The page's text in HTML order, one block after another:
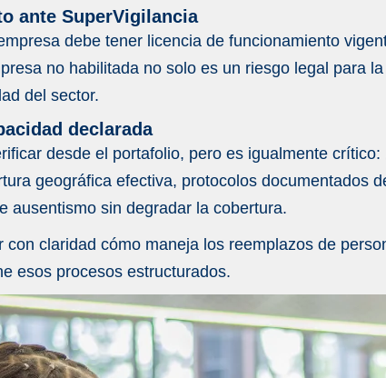
nacionales: qué cambia el 20 de julio y cómo
con seguridad integrada en empresas colombianas
ante SuperVigilancia
debe tener licencia de funcionamiento
no habilitada no solo es un riesgo legal para
del sector.
declarada
desde el portafolio, pero es igualmente
geográfica efectiva, protocolos documentados
ausentismo sin degradar la cobertura.
claridad cómo maneja los reemplazos de
esos procesos estructurados.